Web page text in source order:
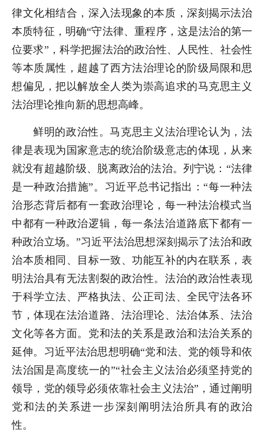
律文化相结合，深入法现象的本质，深刻揭示法治
本质特征，明确“守法律、重程序，这是法治的第一
位要求”，科学把握法治的政治性、人民性、社会性
等本质属性，超越了西方法治理论的阶级局限和思
想偏见，把以解放全人类为崇高追求的马克思主义
法治理论推向新的思想高峰。
鲜明的政治性。马克思主义法治理论认为，法
律是表现为国家意志的统治阶级意志的体现，从来
就没有超越阶级、脱离政治的法治。列宁说：“法律
是一种政治措施”。习近平总书记指出：“每一种法
治形态背后都有一套政治理论，每一种法治模式当
中都有一种政治逻辑，每一条法治道路底下都有一
种政治立场。”习近平法治思想深刻揭示了法治和政
治本质相同、目标一致、功能互补的内在联系，表
明法治具有无法割裂的政治性。法治的政治性表现
于科学立法、严格执法、公正司法、全民守法各环
节，体现在法治道路、法治理论、法治体系、法治
文化等各方面。党和法的关系是政治和法治关系的
延伸。习近平法治思想明确“党和法、党的领导和依
法治国是高度统一的”“社会主义法治必须坚持党的
领导，党的领导必须依靠社会主义法治”，通过阐明
党和法的关系进一步深刻阐明法治所具有的政治
性。